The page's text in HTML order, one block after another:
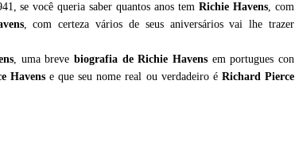
se você queria saber quantos anos temRichie Havens, com
, com certeza vários de seus aniversários vai lhe trazer
, uma brevebiografia deRichie Havens em portugues con
Havense que seu nome real ou verdadeiro é Richard Pierce